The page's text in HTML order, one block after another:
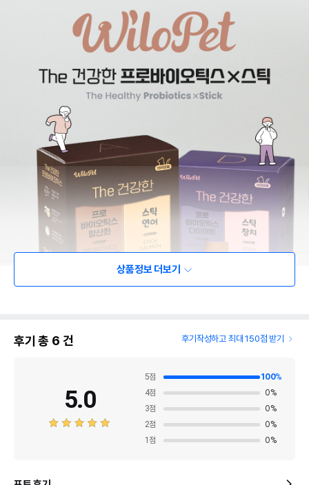
상품정보 더보기
후기 총 6 건 후기작성하고 최대 150점 받기
5.0
5점 100%
4점 0%
3점 0%
2점 0%
1 점 0%